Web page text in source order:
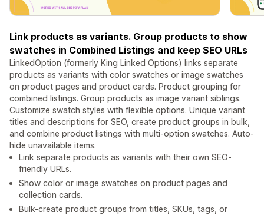
Link products as variants. Group products to show
swatches in Combined Listings and keep SEO URLs
LinkedOption (formerly King Linked Options) links separate
products as variants with color swatches or image swatches
on product pages and product cards. Product grouping for
combined listings. Group products as image variant siblings.
Customize swatch styles with flexible options. Unique variant
titles and descriptions for SEO, create product groups in bulk,
and combine product listings with multi-option swatches. Auto-
hide unavailable items.
Link separate products as variants with their own SEO-
friendly URLs.
Show color or image swatches on product pages and
collection cards.
Bulk-create product groups from titles, SKUs, tags, or